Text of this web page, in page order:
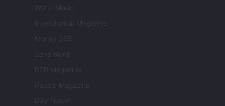
World Music
Investimenti Magazine
Money 365
Zona Nerd
B2B Magazine
People Magazine
Day Travel